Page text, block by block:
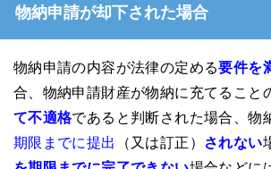
物納申請が却下された場合
物納申請の内容が法律の定める要件を
合、物納申請財産が物納に充てること
て不適格であると判断された場合、物
期限までに提出
（又は訂正） されない